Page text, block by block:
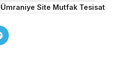
Ümraniye Site Mutfak Tesisat